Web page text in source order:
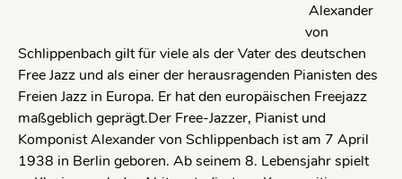
Alexander
von
Schlippenbach gilt für viele als der Vater des deutschen
Free Jazz und als einer der herausragenden Pianisten des
Freien Jazz in Europa. Er hat den europäischen Freejazz
maßgeblich geprägt.Der Free-Jazzer, Pianist und
Komponist Alexander von Schlippenbach ist am 7 April
1938 in Berlin geboren. Ab seinem 8. Lebensjahr spielt